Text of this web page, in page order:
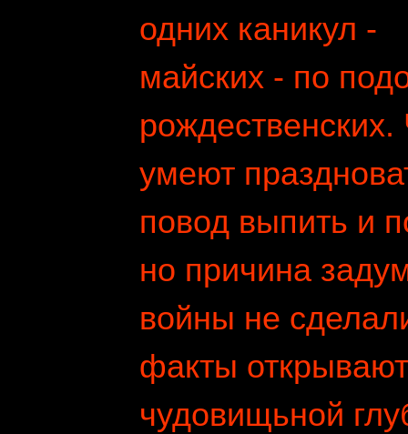
одних каникул -
майских - по
умеют
повод выпить и
но причина
войны не
факты
чудовищьной